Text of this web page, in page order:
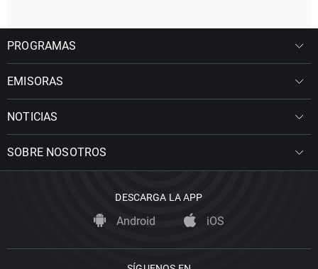
PROGRAMAS
EMISORAS
NOTICIAS
SOBRE NOSOTROS
DESCARGA LA APP
Android iOS